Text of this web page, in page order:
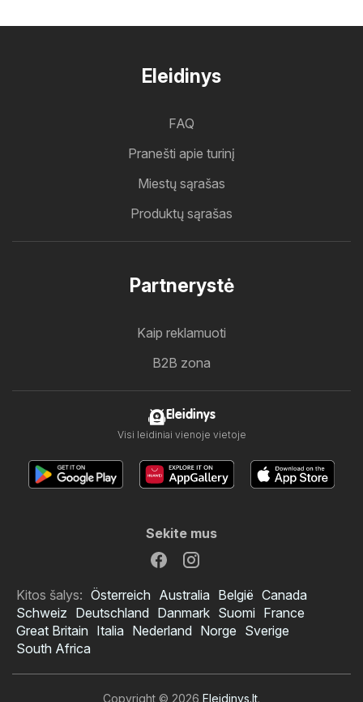
Eleidinys
FAQ
Pranešti apie turinį
Miestų sąrašas
Produktų sąrašas
Partnerystė
Kaip reklamuoti
B2B zona
Eleidinys
Visi leidiniai vienoje vietoje
Sekite mus
Kitos šalys: Österreich Australia België Canada
Schweiz Deutschland Danmark Suomi France
Great Britain Italia Nederland Norge Sverige
South Africa
Copyright © 2026 Eleidinys.lt.